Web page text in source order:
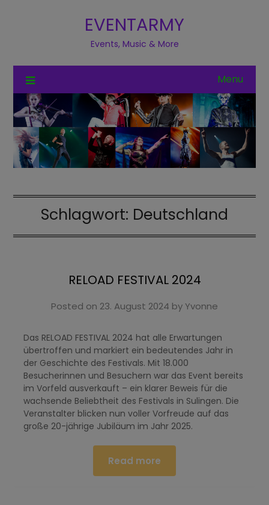
EVENTARMY
Events, Music & More
Menu
Schlagwort: Deutschland
RELOAD FESTIVAL 2024
Posted on 23. August 2024 byYvonne
Das RELOAD FESTIVAL 2024 hat alle Erwartungen
übertroffen und markiert ein bedeutendes Jahr in
der Geschichte des Festivals. Mit 18.000
Besucherinnen und Besuchern war das Event bereits
im Vorfeld ausverkauft – ein klarer Beweis für die
wachsende Beliebtheit des Festivals in Sulingen. Die
Veranstalter blicken nun voller Vorfreude auf das
große 20-jährige Jubiläum im Jahr 2025.
Read more